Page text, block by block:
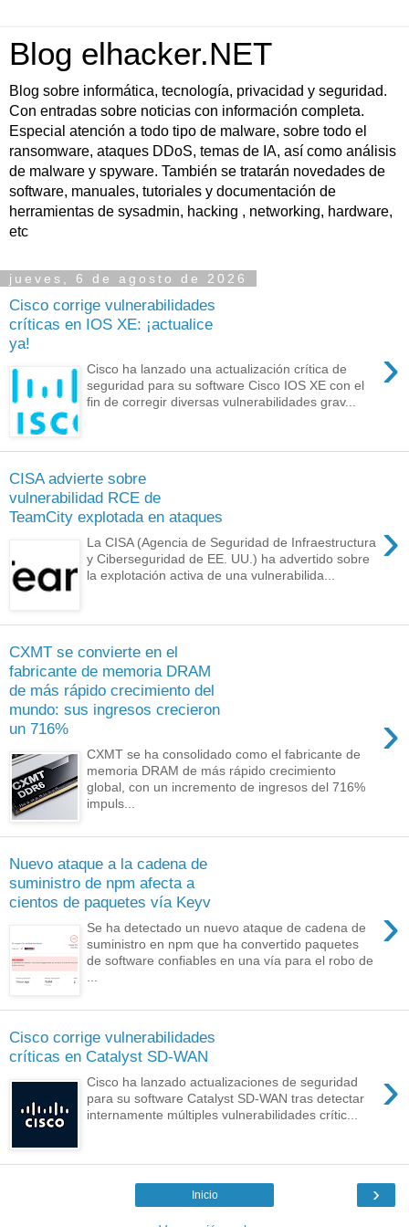
Blog elhacker.NET
Blog sobre informática, tecnología, privacidad y seguridad.
Con entradas sobre noticias con información completa.
Especial atención a todo tipo de malware, sobre todo el
ransomware, ataques DDoS, temas de IA, así como análisis
de malware y spyware. También se tratarán novedades de
software, manuales, tutoriales y documentación de
herramientas de sysadmin, hacking , networking, hardware,
etc
jueves, 6 de agosto de 2026
Cisco corrige vulnerabilidades
críticas en IOS XE: ¡actualice
ya!
›
Cisco ha lanzado una actualización crítica de
seguridad para su software Cisco IOS XE con el
fin de corregir diversas vulnerabilidades grav...
CISA advierte sobre
vulnerabilidad RCE de
TeamCity explotada en ataques
›
La CISA (Agencia de Seguridad de Infraestructura
y Ciberseguridad de EE. UU.) ha advertido sobre
la explotación activa de una vulnerabilida...
CXMT se convierte en el
fabricante de memoria DRAM
de más rápido crecimiento del
mundo: sus ingresos crecieron
un 716%
›
CXMT se ha consolidado como el fabricante de
memoria DRAM de más rápido crecimiento
global, con un incremento de ingresos del 716%
impuls...
Nuevo ataque a la cadena de
suministro de npm afecta a
cientos de paquetes vía Keyv
›
Se ha detectado un nuevo ataque de cadena de
suministro en npm que ha convertido paquetes
de software confiables en una vía para el robo de
...
Cisco corrige vulnerabilidades
críticas en Catalyst SD-WAN
›
Cisco ha lanzado actualizaciones de seguridad
para su software Catalyst SD-WAN tras detectar
internamente múltiples vulnerabilidades crític...
›
Inicio